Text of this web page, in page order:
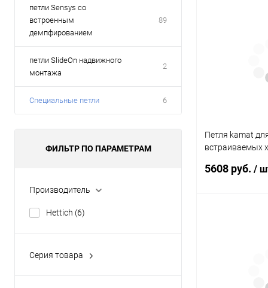
петли Sensys со
встроенным
демпфированием
89
петли SlideOn надвижного
монтажа
2
Специальные петли 6
ФИЛЬТР ПО ПАРАМЕТРАМ
Производитель
Hettich (6)
Серия товара
Петля kamat
встраиваемых
5608 руб. /